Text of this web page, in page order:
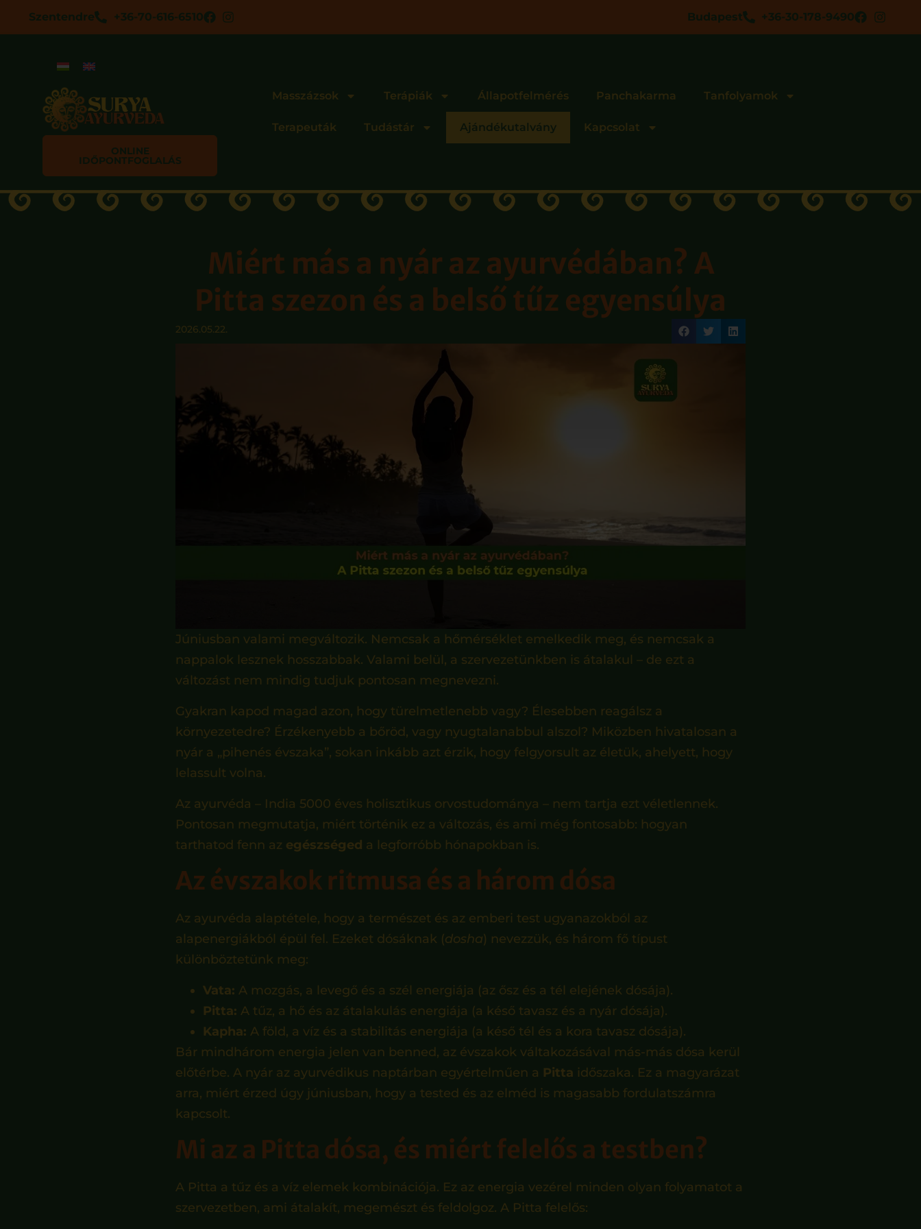
Szentendre +36-70-616-6510 Budapest +36-30-178-9490
ONLINE
IDŐPONTFOGLALÁS
Masszázsok Terápiák Állapotfelmérés Panchakarma Tanfolyamok
Terapeuták Tudástár Ajándékutalvány Kapcsolat
Miért más a nyár az ayurvédában? A
Pitta szezon és a belső tűz egyensúlya
2026.05.22.
Júniusban valami megváltozik. Nemcsak a hőmérséklet emelkedik meg, és nemcsak a
nappalok lesznek hosszabbak. Valami belül, a szervezetünkben is átalakul – de ezt a
változást nem mindig tudjuk pontosan megnevezni.
Gyakran kapod magad azon, hogy türelmetlenebb vagy? Élesebben reagálsz a
környezetedre? Érzékenyebb a bőröd, vagy nyugtalanabbul alszol? Miközben hivatalosan a
nyár a „pihenés évszaka”, sokan inkább azt érzik, hogy felgyorsult az életük, ahelyett, hogy
lelassult volna.
Az ayurvéda – India 5000 éves holisztikus orvostudománya – nem tartja ezt véletlennek.
Pontosan megmutatja, miért történik ez a változás, és ami még fontosabb: hogyan
tarthatod fenn az egészséged a legforróbb hónapokban is.
Az évszakok ritmusa és a három dósa
Az ayurvéda alaptétele, hogy a természet és az emberi test ugyanazokból az
alapenergiákból épül fel. Ezeket dósáknak (dosha) nevezzük, és három fő típust
különböztetünk meg:
Vata: A mozgás, a levegő és a szél energiája (az ősz és a tél elejének dósája).
Pitta: A tűz, a hő és az átalakulás energiája (a késő tavasz és a nyár dósája).
Kapha: A föld, a víz és a stabilitás energiája (a késő tél és a kora tavasz dósája).
Bár mindhárom energia jelen van benned, az évszakok váltakozásával más-más dósa kerül
előtérbe. A nyár az ayurvédikus naptárban egyértelműen a Pitta időszaka. Ez a magyarázat
arra, miért érzed úgy júniusban, hogy a tested és az elméd is magasabb fordulatszámra
kapcsolt.
Mi az a Pitta dósa, és miért felelős a testben?
A Pitta a tűz és a víz elemek kombinációja. Ez az energia vezérel minden olyan folyamatot a
szervezetben, ami átalakít, megemészt és feldolgoz. A Pitta felelős: